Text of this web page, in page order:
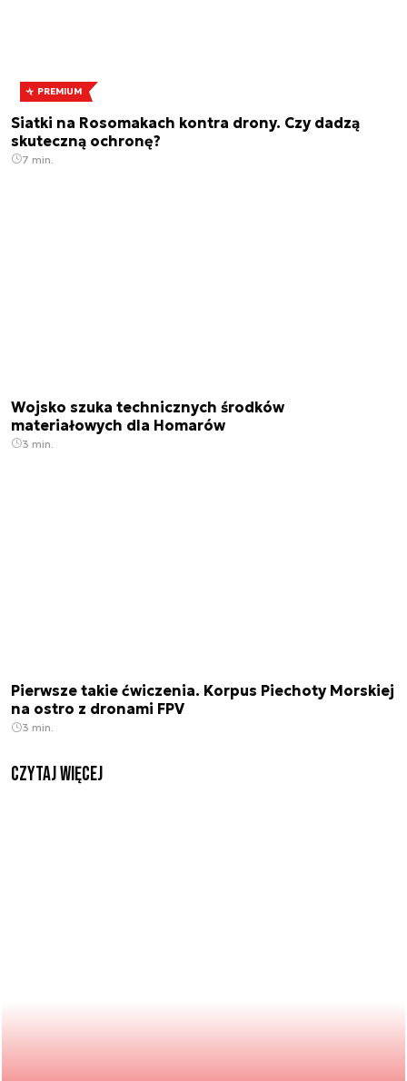
PREMIUM
Siatki na Rosomakach kontra drony. Czy dadzą
skuteczną ochronę?
7 min.
Wojsko szuka technicznych środków
materiałowych dla Homarów
3 min.
Pierwsze takie ćwiczenia. Korpus Piechoty Morskiej
na ostro z dronami FPV
3 min.
czytaj więcej